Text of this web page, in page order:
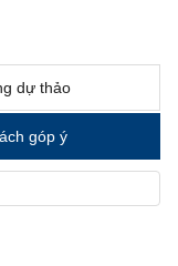
dự thảo
góp ý